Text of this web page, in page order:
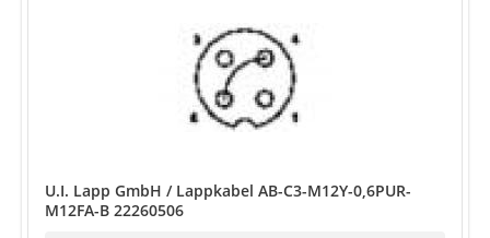
U.I. Lapp GmbH / Lappkabel AB-C3-M12Y-0,6PUR-
M12FA-B 22260506